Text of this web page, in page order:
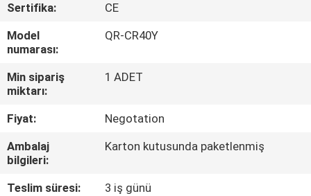
KALITE
BIZE
ULAŞIN
Sertifika:
CE
Model
numarası:
QR-CR40Y
Min sipariş
miktarı:
1 ADET
Fiyat:
Negotation
Ambalaj
bilgileri:
Karton kutusunda paketlenmiş
Teslim süresi:
3 iş günü